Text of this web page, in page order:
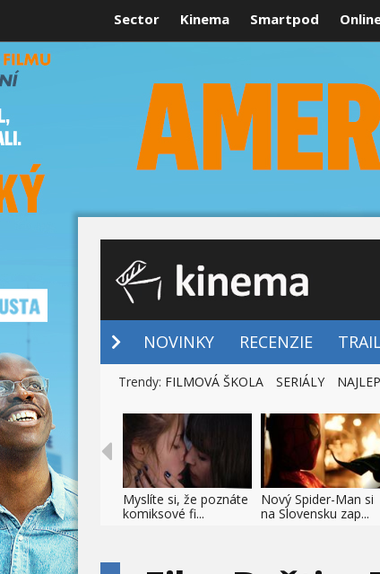
Sector Kinema Smartpod
NOVINKY RECENZIE
Trendy: FILMOVÁ ŠKOLA SERIÁLY
Myslíte si, že poznáte
komiksové fi...
Nový Spider-Man si
na Slovensku zap...